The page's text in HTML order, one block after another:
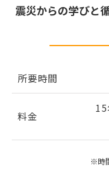
震災からの学びと
所要時間
料金
※時